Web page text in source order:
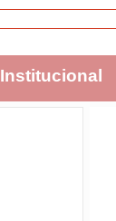
Institucional